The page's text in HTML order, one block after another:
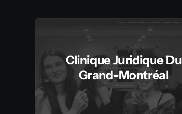
Clinique Juridique Du
Grand-Montréal